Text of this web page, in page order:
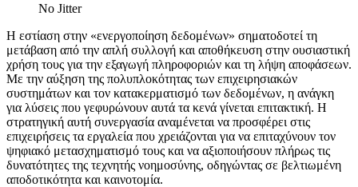
No Jitter
Η εστίαση στην «ενεργοποίηση δεδομένων» σηματοδοτεί τη
μετάβαση από την απλή συλλογή και αποθήκευση στην ουσιαστική
χρήση τους για την εξαγωγή πληροφοριών και τη λήψη αποφάσεων.
Με την αύξηση της πολυπλοκότητας των επιχειρησιακών
συστημάτων και τον κατακερματισμό των δεδομένων, η ανάγκη
για λύσεις που γεφυρώνουν αυτά τα κενά γίνεται επιτακτική. Η
στρατηγική αυτή συνεργασία αναμένεται να προσφέρει στις
επιχειρήσεις τα εργαλεία που χρειάζονται για να επιταχύνουν τον
ψηφιακό μετασχηματισμό τους και να αξιοποιήσουν πλήρως τις
δυνατότητες της τεχνητής νοημοσύνης, οδηγώντας σε βελτιωμένη
αποδοτικότητα και καινοτομία.